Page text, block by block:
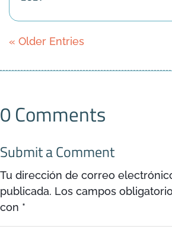
« Older Entries
0 Comments
Submit a Comment
Tu dirección de correo
publicada. Los campos
con *